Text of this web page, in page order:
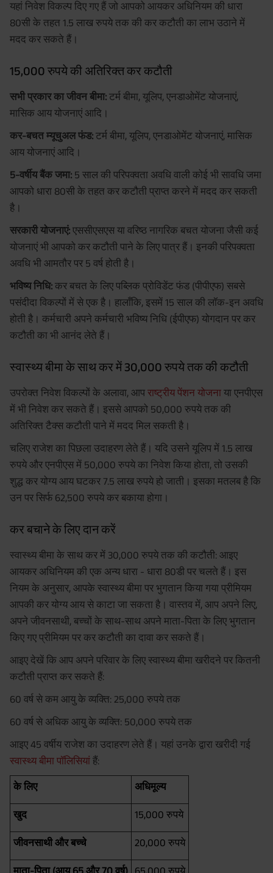
यहां निवेश विकल्प दिए गए हैं जो आपको आयकर अधिनियम की धारा
80सी के तहत 1.5 लाख रुपये तक की कर कटौती का लाभ उठाने में
मदद कर सकते हैं।
15,000 रुपये की अतिरिक्त कर कटौती
सभी प्रकार का जीवन बीमा: टर्म बीमा, यूलिप, एनडाओमेंट योजनाएं,
मासिक आय योजनाएं आदि।
कर-बचत म्यूचुअल फंड: टर्म बीमा, यूलिप, एनडाओमेंट योजनाएं, मासिक
आय योजनाएं आदि।
5-वर्षीय बैंक जमा: 5 साल की परिपक्वता अवधि वाली कोई भी सावधि जमा
आपको धारा 80सी के तहत कर कटौती प्राप्त करने में मदद कर सकती
है।
सरकारी योजनाएं: एससीएसएस या वरिष्ठ नागरिक बचत योजना जैसी कई
योजनाएं भी आपको कर कटौती पाने के लिए पात्र हैं। इनकी परिपक्वता
अवधि भी आमतौर पर 5 वर्ष होती है।
भविष्य निधि: कर बचत के लिए पब्लिक प्रोविडेंट फंड (पीपीएफ) सबसे
पसंदीदा विकल्पों में से एक है। हालाँकि, इसमें 15 साल की लॉक-इन अवधि
होती है। कर्मचारी अपने कर्मचारी भविष्य निधि (ईपीएफ) योगदान पर कर
कटौती का भी आनंद लेते हैं।
स्वास्थ्य बीमा के साथ कर में 30,000 रुपये तक की कटौती
उपरोक्त निवेश विकल्पों के अलावा, आप राष्ट्रीय पेंशन योजना या एनपीएस
में भी निवेश कर सकते हैं। इससे आपको 50,000 रुपये तक की
अतिरिक्त टैक्स कटौती पाने में मदद मिल सकती है।
चलिए राजेश का पिछला उदाहरण लेते हैं। यदि उसने यूलिप में 1.5 लाख
रुपये और एनपीएस में 50,000 रुपये का निवेश किया होता, तो उसकी
शुद्ध कर योग्य आय घटकर 7.5 लाख रुपये हो जाती। इसका मतलब है कि
उन पर सिर्फ 62,500 रुपये कर बकाया होगा।
कर बचाने के लिए दान करें
स्वास्थ्य बीमा के साथ कर में 30,000 रुपये तक की कटौती: आइए
आयकर अधिनियम की एक अन्य धारा - धारा 80डी पर चलते हैं। इस
नियम के अनुसार, आपके स्वास्थ्य बीमा पर भुगतान किया गया प्रीमियम
आपकी कर योग्य आय से काटा जा सकता है। वास्तव में, आप अपने लिए,
अपने जीवनसाथी, बच्चों के साथ-साथ अपने माता-पिता के लिए भुगतान
किए गए प्रीमियम पर कर कटौती का दावा कर सकते हैं।
आइए देखें कि आप अपने परिवार के लिए स्वास्थ्य बीमा खरीदने पर कितनी
कटौती प्राप्त कर सकते हैं:
60 वर्ष से कम आयु के व्यक्ति: 25,000 रुपये तक
60 वर्ष से अधिक आयु के व्यक्ति: 50,000 रुपये तक
आइए 45 वर्षीय राजेश का उदाहरण लेते हैं। यहां उनके द्वारा खरीदी गई
स्वास्थ्य बीमा पॉलिसियां हैं:
के लिए अधिमूल्य
खुद 15,000 रुपये
जीवनसाथी और बच्चे 20,000 रुपये
माता-पिता (आयु 65 और 70 वर्ष) 65,000 रुपये